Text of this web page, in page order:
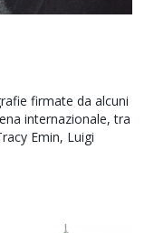
firmate da alcuni
internazionale, tra
Emin, Luigi